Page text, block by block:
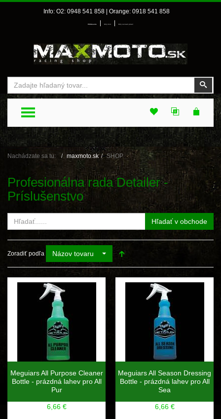
Info: O2: 0948 541 858 | Orange: 0918 541 858
Prihlásenie Môj účet Môj zoznam prianí
TOGGLE MENU
Nachádzate sa tu: maxmoto.sk SHOP
Profesionálna rada Detailer -
Príslušenstvo
Hľadať v obchode
Zoradiť podľa Názov tovaru
Meguiars All Purpose Cleaner
Bottle - prázdná lahev pro All
Pur
6,66 €
Meguiars All Season Dressing
Bottle - prázdná lahev pro All
Sea
6,66 €